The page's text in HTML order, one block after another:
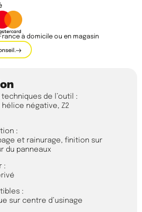
à domicile ou en magasin
de l’outil :
négative, Z2
:
et rainurage, finition sur
du panneaux
:
:
sur centre d’usinage